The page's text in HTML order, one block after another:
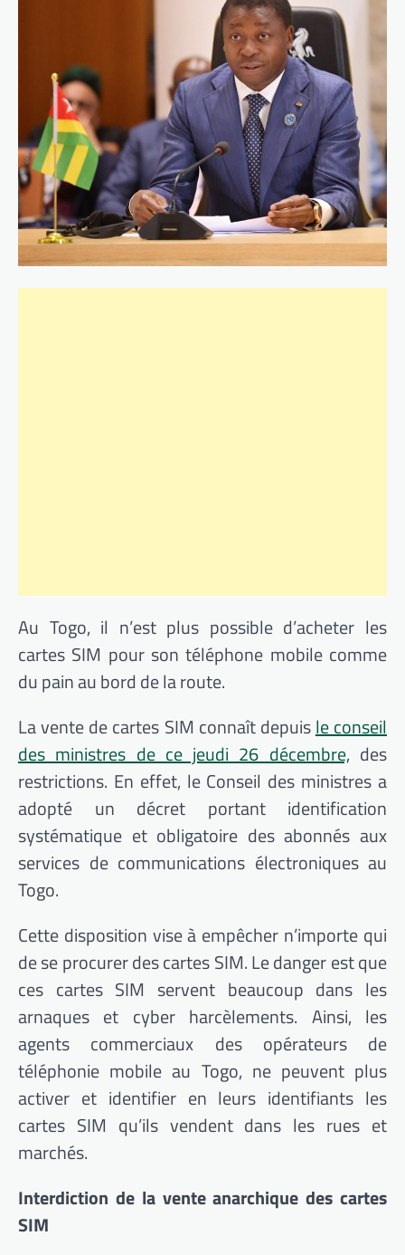
Au Togo, il n’est plus possible d’acheter les
cartes SIM pour son téléphone mobile comme
du pain au bord de la route.
La vente de cartes SIM connaît depuisle conseil
des ministres de ce jeudi 26 décembre, des
restrictions. En effet, le Conseil des ministres a
adopté un décret portant identification
systématique et obligatoire des abonnés aux
services de communications électroniques au
Togo.
Cette disposition vise à empêcher n’importe qui
de se procurer des cartes SIM. Le danger est que
ces cartes SIM servent beaucoup dans les
arnaques et cyber harcèlements. Ainsi, les
agents commerciaux des opérateurs de
téléphonie mobile au Togo, ne peuvent plus
activer et identifier en leurs identifiants les
cartes SIM qu’ils vendent dans les rues et
marchés.
Interdiction de la vente anarchique des cartes
SIM